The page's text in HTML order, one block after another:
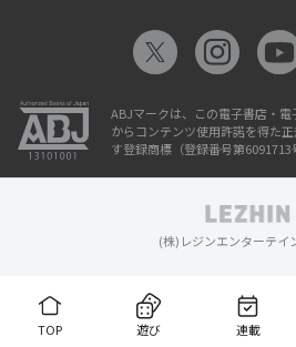
TOP 遊び 連載
ABJマークは、この電子書店・
からコンテンツ使用許諾を得た
す登録商標（登録番号第6091713
(株)レジンエンターテイ